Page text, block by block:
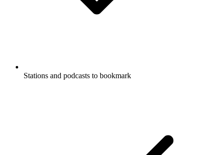
Stations and podcasts to bookmark